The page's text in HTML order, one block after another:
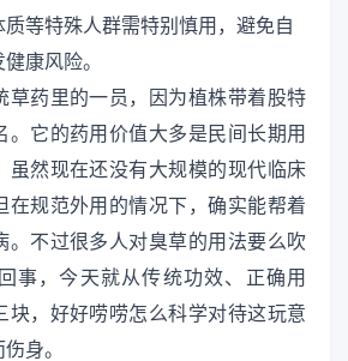
等特殊人群需特别慎用，避免自
康风险。
草药里的一员，因为植株带着股特
。它的药用价值大多是民间长期用
虽然现在还没有大规模的现代临床
在规范外用的情况下，确实能帮着
。不过很多人对臭草的用法要么吹
事，今天就从传统功效、正确用
块，好好唠唠怎么科学对待这玩意
身。